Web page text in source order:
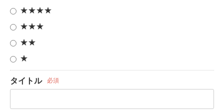
★★★★
★★★
★★
★
タイトル 必須